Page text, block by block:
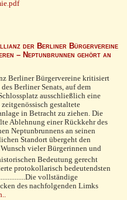
der Berliner Bürgervereine
– Neptunbrunnen gehört an
Berliner Bürgervereine kritisiert
Berliner Senats, auf dem
ausschließlich eine
zeitgenössisch gestaltete
in Betracht zu ziehen. Die
Ablehnung einer Rückkehr des
Neptunbrunnens an seinen
Standort übergeht den
vieler Bürgerinnen und
Be­deu­tung gerecht
protokollarisch bedeutendsten
vollständige
des nachfolgenden Limks